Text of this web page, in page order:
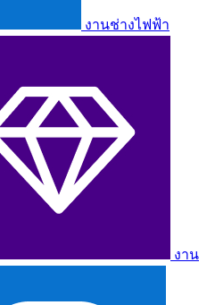
งานช่างไฟฟ้า
งาน